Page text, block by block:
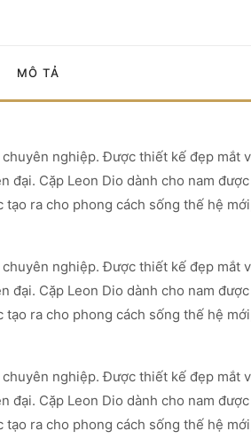
MÔ TẢ
nghiệp. Được thiết kế đẹp mắt
Cặp Leon Dio dành cho nam
ra cho phong cách sống thế hệ
nghiệp. Được thiết kế đẹp mắt
Cặp Leon Dio dành cho nam
ra cho phong cách sống thế hệ
nghiệp. Được thiết kế đẹp mắt
Cặp Leon Dio dành cho nam
ra cho phong cách sống thế hệ